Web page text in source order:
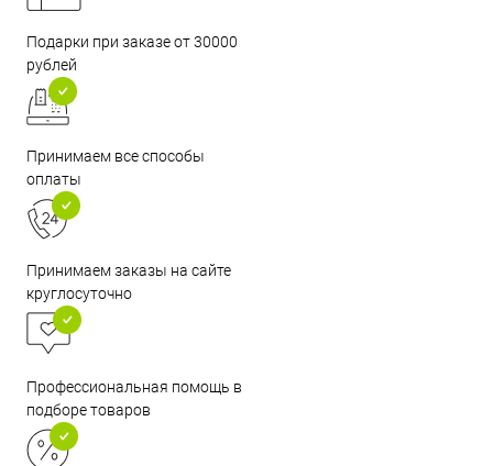
Подарки при заказе от 30000
рублей
Принимаем все способы
оплаты
Принимаем заказы на сайте
круглосуточно
Профессиональная помощь в
подборе товаров